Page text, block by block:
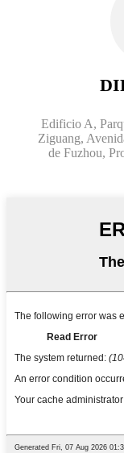
Edificio A,
Ziguang,
de Fuzhou,